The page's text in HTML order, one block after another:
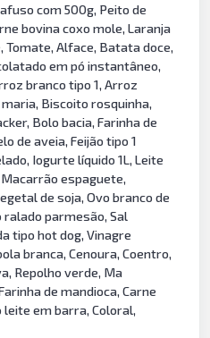
com 500g, Peito de
bovina coxo mole, Laranja
Tomate, Alface, Batata doce,
em pó instantâneo,
branco tipo 1, Arroz
Biscoito rosquinha,
Bolo bacia, Farinha de
de aveia, Feijão tipo 1
Iogurte líquido 1L, Leite
espaguete,
de soja, Ovo branco de
ralado parmesão, Sal
tipo hot dog, Vinagre
branca, Cenoura, Coentro,
Repolho verde, Ma
de mandioca, Carne
leite em barra, Coloral,